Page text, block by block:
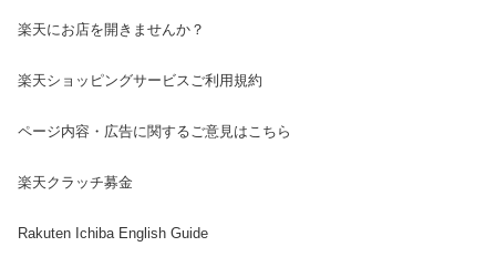
楽天にお店を開きませんか？
楽天ショッピングサービスご利用規約
ページ内容・広告に関するご意見はこちら
楽天クラッチ募金
Rakuten Ichiba English Guide